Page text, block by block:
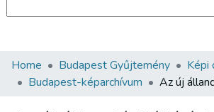
Communities & Collections
Home Budapest Gyűjtemény
Képi
Budapest-képarchívum